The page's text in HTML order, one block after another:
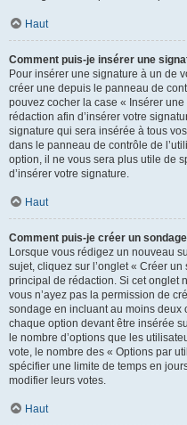
Haut
Comment puis-je insérer une
Pour insérer une signature à un de
créer une depuis le panneau de
pouvez cocher la case « Insérer
rédaction afin d’insérer votre
signature qui sera insérée à tous
dans le panneau de contrôle de
option, il ne vous sera plus utile de
d’insérer votre signature.
Haut
Comment puis-je créer un
Lorsque vous rédigez un nouveau
sujet, cliquez sur l’onglet « Créer
principal de rédaction. Si cet onglet
vous n’ayez pas la permission de
sondage en incluant au moins deux
chaque option devant être insérée
le nombre d’options que les
vote, le nombre des « Options par
spécifier une limite de temps en
modifier leurs votes.
Haut